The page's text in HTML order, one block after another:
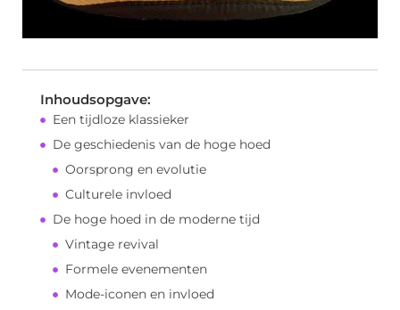
Inhoudsopgave:
Een tijdloze klassieker
De geschiedenis van de hoge hoed
Oorsprong en evolutie
Culturele invloed
De hoge hoed in de moderne tijd
Vintage revival
Formele evenementen
Mode-iconen en invloed